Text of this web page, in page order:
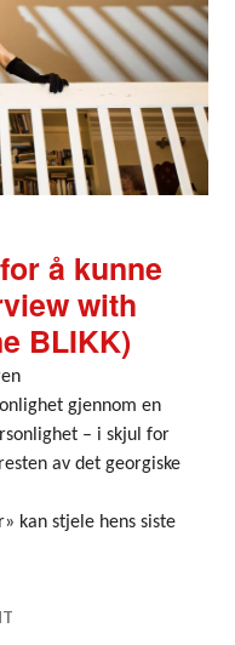
å kunne
with
BLIKK)
gjennom en
– i skjul for
av det georgiske
kan stjele hens siste
for å kunne være seg